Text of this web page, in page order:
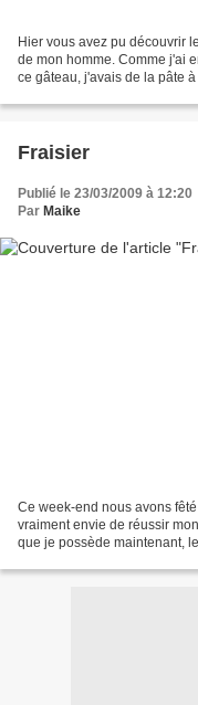
Hier vous avez pu découvrir
de mon homme. Comme j'ai
ce gâteau, j'avais de la pâte
Fraisier
Publié le 23/03/2009 à 12:20
Par Maike
Ce week-end nous avons
vraiment envie de réussir
que je possède maintenant,